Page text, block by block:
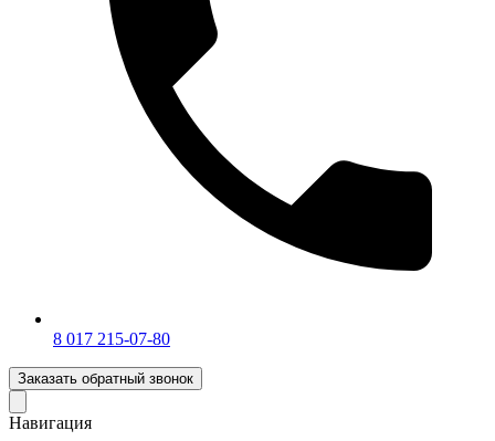
‎8 017 215-07-80
Заказать обратный звонок
Навигация